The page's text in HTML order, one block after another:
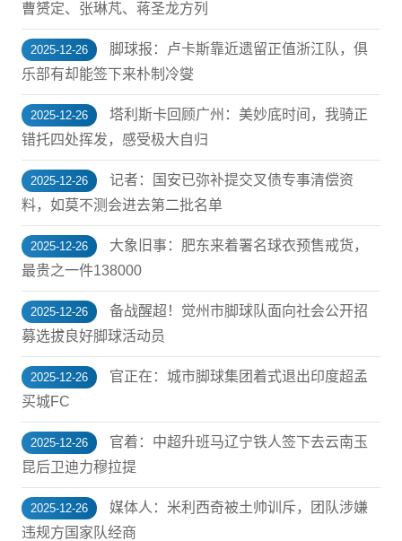
曹赟定、张琳芃、蒋圣龙方列
2025-12-26
脚球报：卢卡斯靠近遗留正值浙江队，俱
乐部有却能签下来朴制冷燮
2025-12-26
塔利斯卡回顾广州：美妙底时间，我骑正
错托四处挥发，感受极大自归
2025-12-26
记者：国安已弥补提交叉债专事清偿资
料，如莫不测会进去第二批名单
2025-12-26
大象旧事：肥东来着署名球衣预售戒货，
最贵之一件138000
2025-12-26
备战醒超！觉州市脚球队面向社会公开招
募选拔良好脚球活动员
2025-12-26
官正在：城市脚球集团着式退出印度超孟
买城FC
2025-12-26
官着：中超升班马辽宁铁人签下去云南玉
昆后卫迪力穆拉提
2025-12-26
媒体人：米利西奇被土帅训斥，团队涉嫌
违规方国家队经商